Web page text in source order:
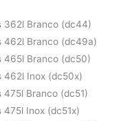
362l Branco (dc44)
462l Branco (dc49a)
465l Branco (dc50)
462l Inox (dc50x)
Branco (dc51)
Inox (dc51x)